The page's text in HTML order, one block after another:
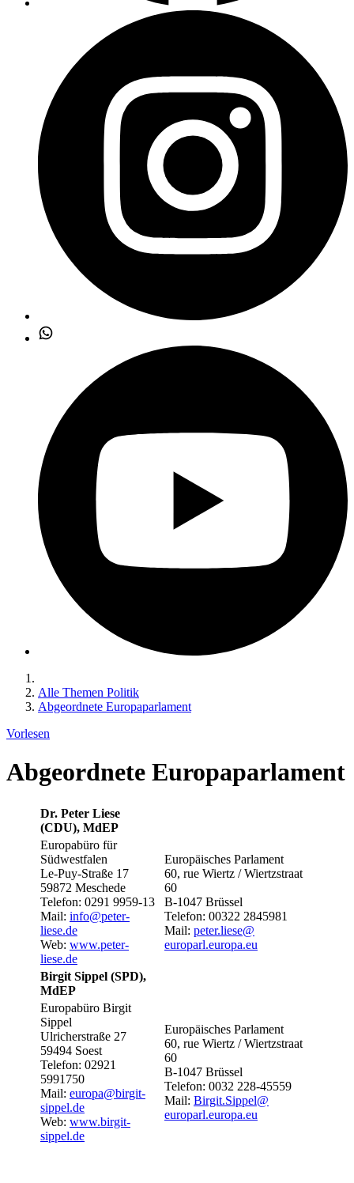
Alle Themen Politik
Abgeordnete Europaparlament
Vorlesen
Abgeordnete Europaparlament
Dr. Peter Liese
(CDU), MdEP
Europabüro für
Südwestfalen
Le-Puy-Straße 17
59872 Meschede
Telefon: 0291 9959-13
Mail: info@​peter-
liese.de
Web: www.peter-
liese.de
Europäisches Parlament
60, rue Wiertz / Wiertzstraat
60
B-1047 Brüssel
Telefon: 00322 2845981
Mail: peter.liese@​
europarl.europa.eu
Birgit Sippel (SPD),
MdEP
Europabüro Birgit
Sippel
Ulricherstraße 27
59494 Soest
Telefon: 02921
5991750
Mail: europa@​birgit-
sippel.de
Web: www.birgit-
sippel.de
Europäisches Parlament
60, rue Wiertz / Wiertzstraat
60
B-1047 Brüssel
Telefon: 0032 228-45559
Mail: Birgit.Sippel@​
europarl.europa.eu